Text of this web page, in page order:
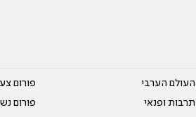
העולם הערבי
תרבות ופנאי
פורום
פורום